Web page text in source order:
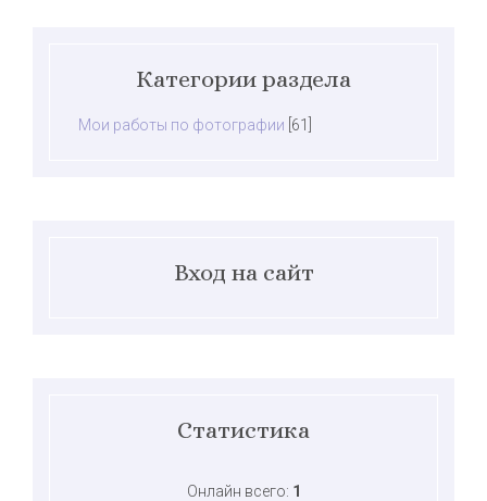
Категории раздела
Мои работы по фотографии [61]
Вход на сайт
Статистика
Онлайн всего: 1